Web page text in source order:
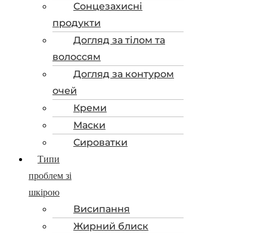
Сонцезахисні
продукти
Догляд за тілом та
волоссям
Догляд за контуром
очей
Креми
Маски
Сироватки
Типи
проблем зі
шкірою
Висипання
Жирний блиск